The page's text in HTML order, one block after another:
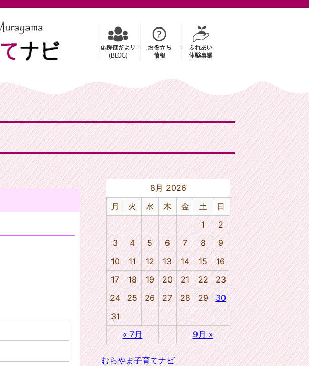
8月 2026
月
火 水 木 金 土
日
1
2
3
4 5 6 7 8
9
10
11 12 13 14 15
16
17
18 19 20 21 22
23
24
25 26 27 28 29
30
31
« 7月
9月 »
むらやま子育てナビ